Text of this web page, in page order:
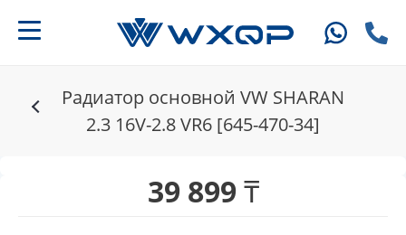
Радиатор основной VW SHARAN
2.3 16V-2.8 VR6 [645-470-34]
39 899 ₸